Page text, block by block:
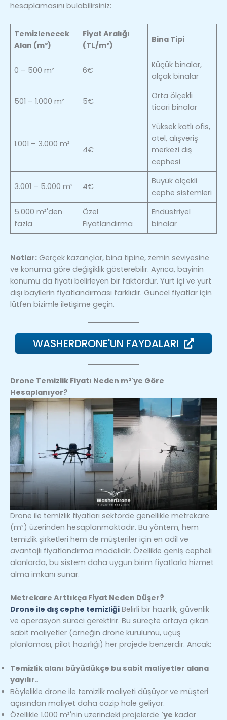
hesaplamasını bulabilirsiniz:
Temizlenecek
Alan (m²)
Fiyat Aralığı
(TL/m²)
Bina Tipi
0 – 500 m² 6€
Küçük binalar,
alçak binalar
501 – 1.000 m² 5€
Orta ölçekli
ticari binalar
1.001 – 3.000 m²
4€
Yüksek katlı ofis,
otel, alışveriş
merkezi dış
cephesi
3.001 – 5.000 m² 4€
Büyük ölçekli
cephe sistemleri
5.000 m²'den
fazla
Özel
Fiyatlandırma
Endüstriyel
binalar
Notlar: Gerçek kazançlar, bina tipine, zemin seviyesine
ve konuma göre değişiklik gösterebilir. Ayrıca, bayinin
konumu da fiyatı belirleyen bir faktördür. Yurt içi ve yurt
dışı bayilerin fiyatlandırması farklıdır. Güncel fiyatlar için
lütfen bizimle iletişime geçin.
WASHERDRONE'UN FAYDALARI
Drone Temizlik Fiyatı Neden m²'ye Göre
Hesaplanıyor?
Drone ile temizlik fiyatları sektörde genellikle metrekare
(m²) üzerinden hesaplanmaktadır. Bu yöntem, hem
temizlik şirketleri hem de müşteriler için en adil ve
avantajlı fiyatlandırma modelidir. Özellikle geniş cepheli
alanlarda, bu sistem daha uygun birim fiyatlarla hizmet
alma imkanı sunar.
Metrekare Arttıkça Fiyat Neden Düşer?
Drone ile dış cephe temizliği Belirli bir hazırlık, güvenlik
ve operasyon süreci gerektirir. Bu süreçte ortaya çıkan
sabit maliyetler (örneğin drone kurulumu, uçuş
planlaması, pilot hazırlığı) her projede benzerdir. Ancak:
Temizlik alanı büyüdükçe bu sabit maliyetler alana
yayılır..
Böylelikle drone ile temizlik maliyeti düşüyor ve müşteri
açısından maliyet daha cazip hale geliyor.
Özellikle 1.000 m²'nin üzerindeki projelerde 'ye kadar